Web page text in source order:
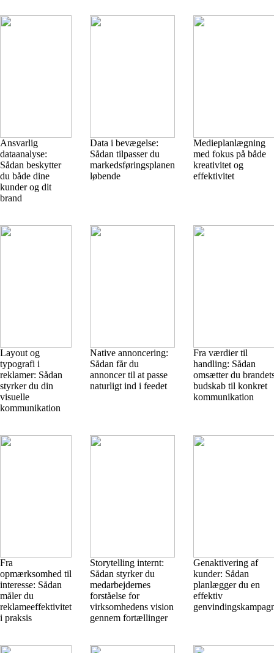
Ansvarlig
dataanalyse:
Sådan beskytter
du både dine
kunder og dit
brand
Data i bevægelse:
Sådan tilpasser du
markedsføringsplanen
løbende
Medieplanlægning
med fokus på både
kreativitet og
effektivitet
Layout og
typografi i
reklamer: Sådan
styrker du din
visuelle
kommunikation
Native annoncering:
Sådan får du
annoncer til at passe
naturligt ind i feedet
Fra værdier til
handling: Sådan
omsætter du
budskab til konkret
kommunikation
Fra
opmærksomhed til
interesse: Sådan
måler du
reklameeffektivitet
i praksis
Storytelling internt:
Sådan styrker du
medarbejdernes
forståelse for
virksomhedens vision
gennem fortællinger
Genaktivering af
kunder: Sådan
planlægger du en
effektiv